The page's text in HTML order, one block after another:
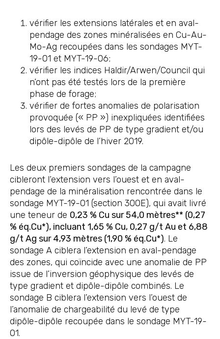
vérifier les extensions latérales et en aval-
pendage des zones minéralisées en Cu-Au-
Mo-Ag recoupées dans les sondages MYT-
19-01 et MYT-19-06;
vérifier les indices Haldir/Arwen/Council qui
n’ont pas été testés lors de la première
phase de forage;
vérifier de fortes anomalies de polarisation
provoquée (« PP ») inexpliquées identifiées
lors des levés de PP de type gradient et/ou
dipôle-dipôle de l’hiver 2019.
Les deux premiers sondages de la campagne
cibleront l’extension vers l’ouest et en aval-
pendage de la minéralisation rencontrée dans le
sondage MYT-19-01 (section 300E), qui avait livré
une teneur de 0,23 % Cu sur 54,0 mètres** (0,27
% éq.Cu*), incluant 1,65 % Cu, 0,27 g/t Au et 6,88
g/t Ag sur 4,93 mètres (1,90 % éq.Cu*). Le
sondage A ciblera l’extension en aval-pendage
des zones, qui coïncide avec une anomalie de PP
issue de l’inversion géophysique des levés de
type gradient et dipôle-dipôle combinés. Le
sondage B ciblera l’extension vers l’ouest de
l’anomalie de chargeabilité du levé de type
dipôle-dipôle recoupée dans le sondage MYT-19-
01.